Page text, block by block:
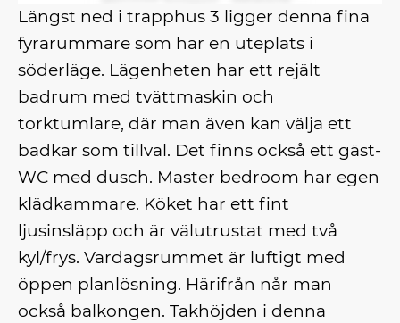
Längst ned i trapphus 3 ligger denna fina
fyrarummare som har en uteplats i
söderläge. Lägenheten har ett rejält
badrum med tvättmaskin och
torktumlare, där man även kan välja ett
badkar som tillval. Det finns också ett gäst-
WC med dusch. Master bedroom har egen
klädkammare. Köket har ett fint
ljusinsläpp och är välutrustat med två
kyl/frys. Vardagsrummet är luftigt med
öppen planlösning. Härifrån når man
också balkongen. Takhöjden i denna